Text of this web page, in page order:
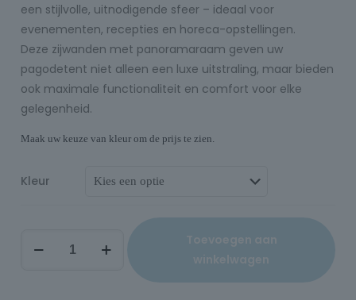
een stijlvolle, uitnodigende sfeer – ideaal voor
evenementen, recepties en horeca-opstellingen.
Deze zijwanden met panoramaraam geven uw
pagodetent niet alleen een luxe uitstraling, maar bieden
ook maximale functionaliteit en comfort voor elke
gelegenheid.
Maak uw keuze van kleur om de prijs te zien.
Kleur